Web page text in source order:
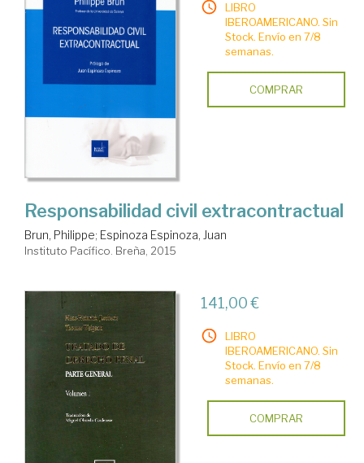
LIBRO
IBEROAMERICANO. Sin
Stock. Envío en 7/8
semanas.
COMPRAR
Responsabilidad civil extracontractual
Brun, Philippe; Espinoza Espinoza, Juan
Instituto Pacífico. Breña, 2015
141,00 €
LIBRO
IBEROAMERICANO. Sin
Stock. Envío en 7/8
semanas.
COMPRAR